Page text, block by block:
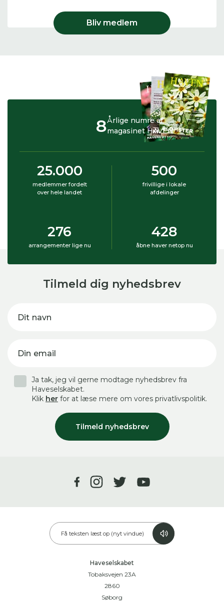
Bliv medlem
Årlige numre af
magasinet HAVEN
8
25.000
medlemmer fordelt
over hele landet
500
frivillige i lokale
afdelinger
276
arrangementer lige nu
428
åbne haver netop nu
Tilmeld dig nyhedsbrev
Dit navn
Din email
Tilmeld nyhedsbrev
Ja tak, jeg vil gerne modtage nyhedsbrev fra
Haveselskabet.
Klik her for at læse mere om vores privatlivspolitik.
Få teksten læst op (nyt vindue)
Haveselskabet
Tobaksvejen 23A
2860
Søborg